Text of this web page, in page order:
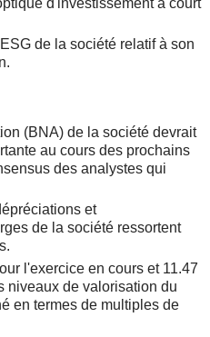
d'investissement à court
de la société relatif à son
(BNA) de la société devrait
au cours des prochains
des analystes qui
et
de la société ressortent
l'exercice en cours et 11.47
niveaux de valorisation du
en termes de multiples de